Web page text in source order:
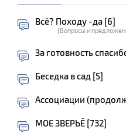
Всё? Походу -да [6]
[Вопросы и
За готовность
Беседка в сад [5]
Ассоциации
МОЕ ЗВЕРЬЁ [732]